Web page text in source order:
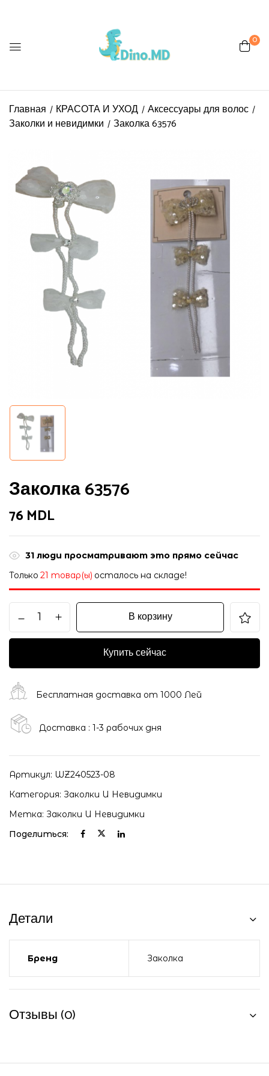
0
Главная КРАСОТА И УХОД Аксессуары для волос
Заколки и невидимки
Заколка 63576
Заколка 63576
76 MDL
31 люди просматривают это прямо сейчас
Только 21 товар(ы) осталось на складе!
В корзину
Купить сейчас
Бесплатная доставка от 1000 Лей
Доставка : 1-3 рабочих дня
Артикул: WZ240523-08
Категория: Заколки И Невидимки
Метка: Заколки И Невидимки
Поделиться:
Детали
Бренд Заколка
Отзывы (0)